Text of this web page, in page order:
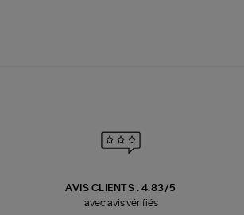
AVIS CLIENTS : 4.83/5
avec avis vérifiés